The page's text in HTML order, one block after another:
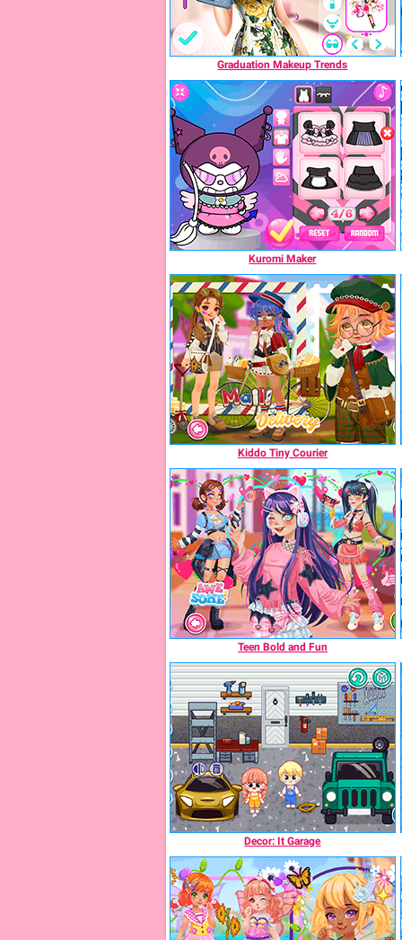
Graduation Makeup Trends
Kuromi Maker
Kiddo Tiny Courier
Teen Bold and Fun
Decor: It Garage